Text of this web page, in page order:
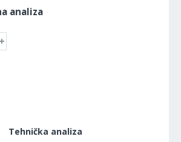
analiza
Tehnička analiza